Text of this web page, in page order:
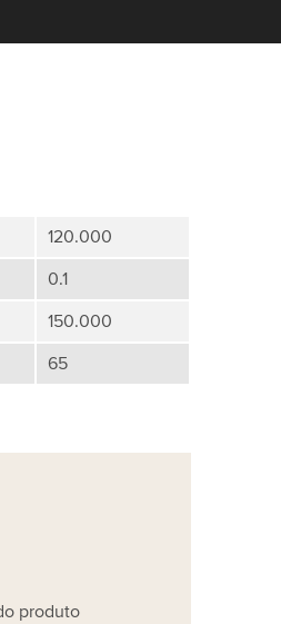
120.000
0.1
150.000
65
produto